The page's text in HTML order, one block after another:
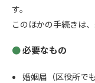
す。
このほかの手続きは、
必要なもの
婚姻届（区役所で